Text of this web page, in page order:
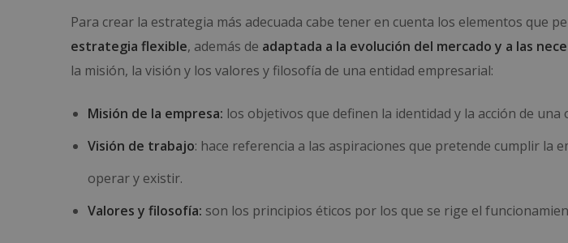
Para crear la estrategia más adecuada cabe tener en cuenta los elementos que
estrategia flexible, además de adaptada a la evolución del mercado y a las
la misión, la visión y los valores y filosofía de una entidad empresarial:
Misión de la empresa: los objetivos que definen la identidad y la acción de una
Visión de trabajo: hace referencia a las aspiraciones que pretende cumplir la
operar y existir.
Valores y filosofía: son los principios éticos por los que se rige el